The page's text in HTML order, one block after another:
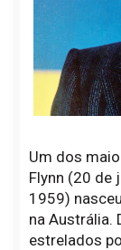
Um dos
Flynn (20 de
1959)
na Austrália.
estrelados